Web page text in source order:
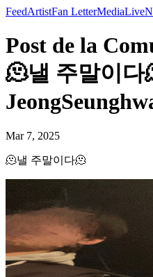
FeedArtistFan LetterMediaLive
Post de la
🫠낼 주말이다
Mar 7, 2025
🫠낼 주말이다🫠